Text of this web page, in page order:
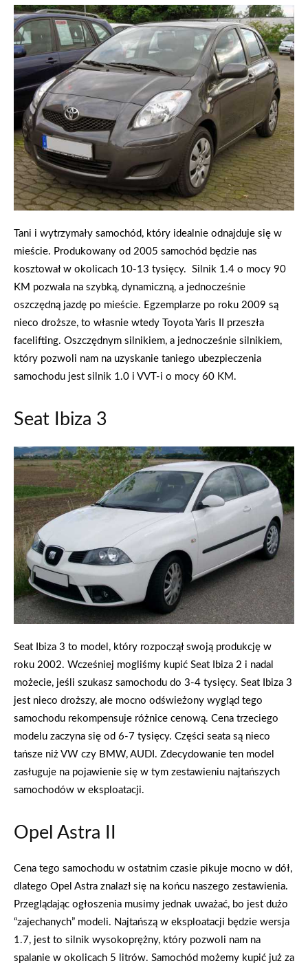
Tani i wytrzymały samochód, który idealnie odnajduje się w
mieście. Produkowany od 2005 samochód będzie nas
kosztował w okolicach 10-13 tysięcy. Silnik 1.4 o mocy 90
KM pozwala na szybką, dynamiczną, a jednocześnie
oszczędną jazdę po mieście. Egzemplarze po roku 2009 są
nieco droższe, to własnie wtedy Toyota Yaris II przeszła
facelifting. Oszczędnym silnikiem, a jednocześnie silnikiem,
który pozwoli nam na uzyskanie taniego ubezpieczenia
samochodu jest silnik 1.0 i VVT-i o mocy 60 KM.
Seat Ibiza 3
Seat Ibiza 3 to model, który rozpoczął swoją produkcję w
roku 2002. Wcześniej mogliśmy kupić Seat Ibiza 2 i nadal
możecie, jeśli szukasz samochodu do 3-4 tysięcy. Seat Ibiza 3
jest nieco droższy, ale mocno odświeżony wygląd tego
samochodu rekompensuje różnice cenową. Cena trzeciego
modelu zaczyna się od 6-7 tysięcy. Części seata są nieco
tańsze niż VW czy BMW, AUDI. Zdecydowanie ten model
zasługuje na pojawienie się w tym zestawieniu najtańszych
samochodów w eksploatacji.
Opel Astra II
Cena tego samochodu w ostatnim czasie pikuje mocno w dół,
dlatego Opel Astra znalazł się na końcu naszego zestawienia.
Przeglądając ogłoszenia musimy jednak uważać, bo jest dużo
“zajechanych” modeli. Najtańszą w eksploatacji będzie wersja
1.7, jest to silnik wysokoprężny, który pozwoli nam na
spalanie w okolicach 5 litrów. Samochód możemy kupić już za